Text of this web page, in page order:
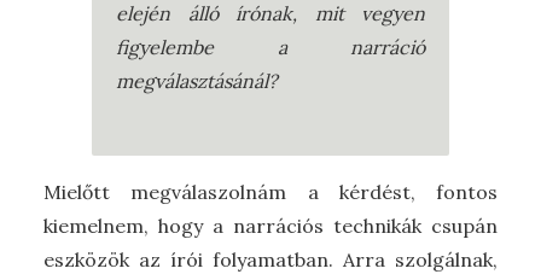
elején álló írónak, mit vegyen
figyelembe a narráció
megválasztásánál?
Mielőtt megválaszolnám a kérdést, fontos
kiemelnem, hogy a narrációs technikák csupán
eszközök az írói folyamatban. Arra szolgálnak,